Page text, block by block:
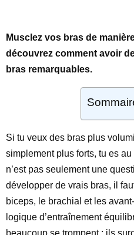
Musclez vos bras de
découvrez comment avoir
bras remarquables.
Si tu veux des bras plus
simplement plus forts, tu es
n’est pas seulement une
développer de vrais bras, il
biceps, le brachial et les
logique d’entraînement
beaucoup se trompent : ils